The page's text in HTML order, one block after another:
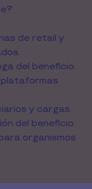
de retail y
del beneficio.
plataformas
y cargas.
del beneficio.
organismos